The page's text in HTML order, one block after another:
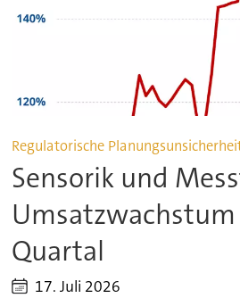
Regulatorische
Sensorik und
Quartal
17. Juli 2026